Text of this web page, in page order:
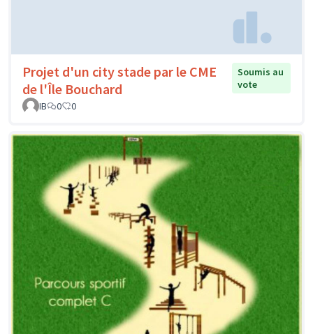
Projet d'un city stade par le CME
de l'Île Bouchard
Soumis au
vote
IB
0 0